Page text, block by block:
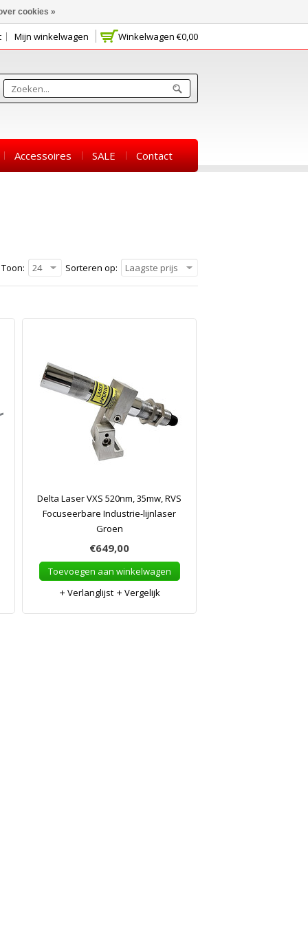
Winkelwagen €0,00
Mijn winkelwagen
Accessoires SALE Contact
Sorteren op: Laagste prijs
Toon: 24
Delta Laser VXS 520nm, 35mw, RVS
Focuseerbare Industrie-lijnlaser
Groen
€649,00
Toevoegen aan winkelwagen
Verlanglijst
Vergelijk
cookies »